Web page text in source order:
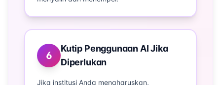
6
Kutip Penggunaan AI Jika
Diperlukan
Jika institusi Anda mengharuskan,